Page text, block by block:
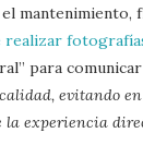
mantenimiento,
para
evitando
experiencia